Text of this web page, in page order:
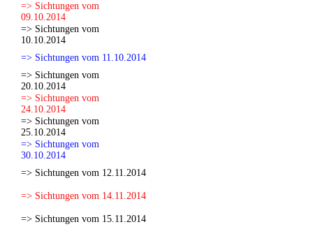
=> Sichtungen vom
09.10.2014
=> Sichtungen vom
10.10.2014
=> Sichtungen vom 11.10.2014
=> Sichtungen vom
20.10.2014
=> Sichtungen vom
24.10.2014
=> Sichtungen vom
25.10.2014
=> Sichtungen vom
30.10.2014
=> Sichtungen vom 12.11.2014
=> Sichtungen vom 14.11.2014
=> Sichtungen vom 15.11.2014